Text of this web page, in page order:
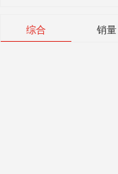
综合 销量